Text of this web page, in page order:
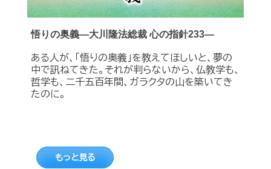
悟りの奥義―大川隆法総裁 心の指針233―
ある人が、「悟りの奥義」を教えてほしいと、夢の
中で訊ねてきた。それが判らないから、仏教学も、
哲学も、二千五百年間、ガラクタの山を築いてき
たのに。
もっと見る